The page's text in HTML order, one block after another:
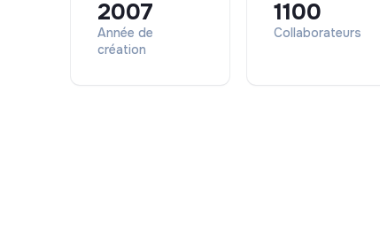
2007
Année de
création
1100
Collaborateurs